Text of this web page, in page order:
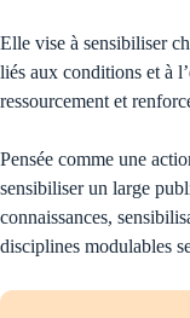
Elle vise à sensibiliser
liés aux conditions et à
ressourcement et
Pensée comme une
sensibiliser un large
connaissances,
disciplines modulables